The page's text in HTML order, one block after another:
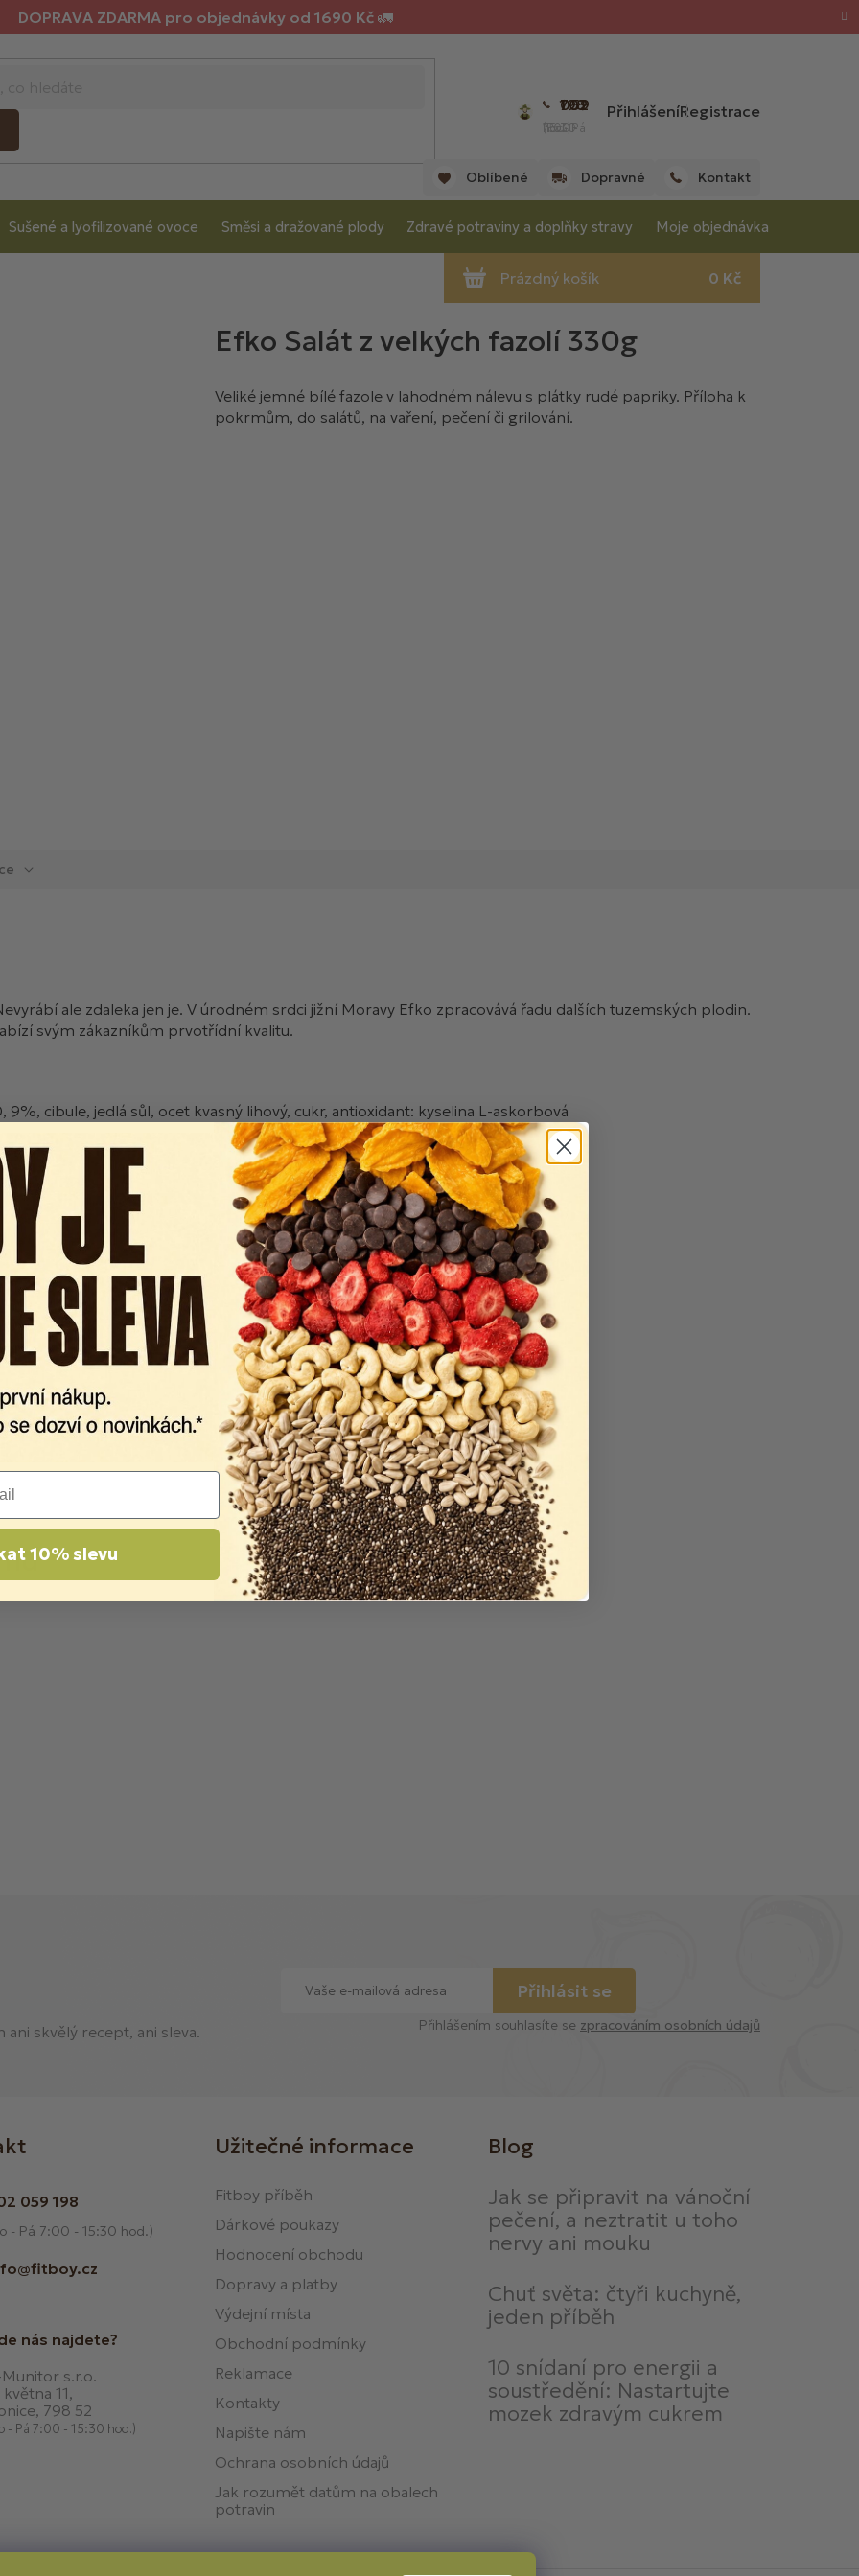
DOPRAVA ZDARMA pro objednávky od 1690 Kč 🚛
702 059 198
(Po - Pá 7:00 - 15:30 hod.)
PřihlášeníRegistrace
Oblíbené Dopravné Kontakt
Sušené a lyofilizované ovoce Směsi a dražované plody Zdravé potraviny a doplňky stravy Moje objednávka
Efko Salát z velkých fazolí 330g
Veliké jemné bílé fazole v lahodném nálevu s plátky rudé papriky. Příloha k
pokrmům, do salátů, na vaření, pečení či grilování.
ale zdaleka jen je. V úrodném srdci jižní Moravy Efko zpracovává řadu dalších tuzemských plodin.
svým zákazníkům prvotřídní kvalitu.
cibule, jedlá sůl, ocet kvasný lihový, cukr, antioxidant: kyselina L-askorbová
ani skvělý recept, ani sleva.
Přihlásit se
Přihlášením souhlasíte se zpracováním osobních údajů
059 198
- Pá 7:00 - 15:30 hod.)
nás najdete?
Munitor s.r.o.
května 11,
798 52
- Pá 7:00 - 15:30 hod.)
Užitečné informace
Fitboy příběh
Dárkové poukazy
Hodnocení obchodu
Dopravy a platby
Výdejní místa
Obchodní podmínky
Reklamace
Kontakty
Napište nám
Ochrana osobních údajů
Jak rozumět datům na obalech
potravin
Blog
Jak se připravit na vánoční
pečení, a neztratit u toho
nervy ani mouku
Chuť světa: čtyři kuchyně,
jeden příběh
10 snídaní pro energii a
soustředění: Nastartujte
mozek zdravým cukrem
10% slevu